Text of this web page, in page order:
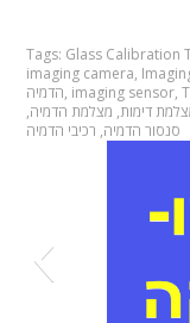
Tags: Glass Calibration
imaging camera,
הדמיה, imaging sensor,
דימות, מצלמת הדמיה,
סנסור הדמיה, רכיבי הדמיה